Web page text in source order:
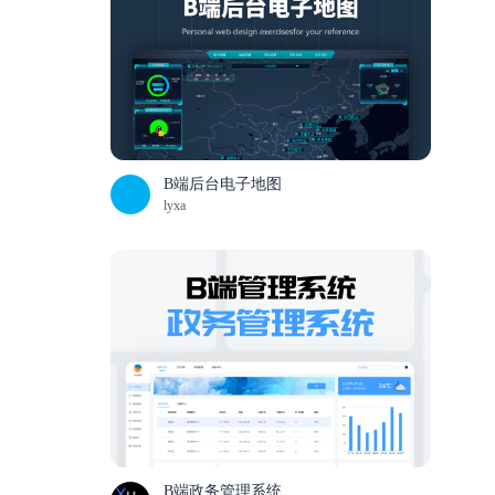
B端后台电子地图
lyxa
B端政务管理系统